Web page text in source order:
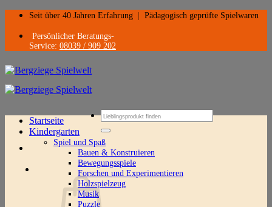
Zum
springen
Seit über 40 Jahren Erfahrung Pädagogisch geprüfte Spielwaren
Persönlicher Beratungs-
Service: 08039 / 909 202
Suchen
nach:
Startseite
Kindergarten
Spiel und Spaß
Bauen & Konstruieren
Bewegungsspiele
Forschen und Experimentieren
Holzspielzeug
Musik
Puzzle